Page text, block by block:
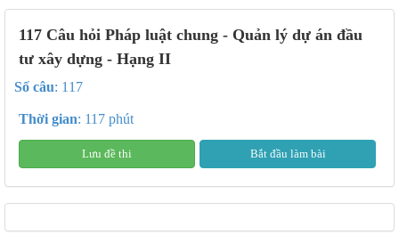
117 Câu hỏi Pháp luật chung - Quản lý dự án đầu
tư xây dựng - Hạng II
Số câu: 117
Thời gian: 117 phút
Lưu đề thi Bắt đầu làm bài